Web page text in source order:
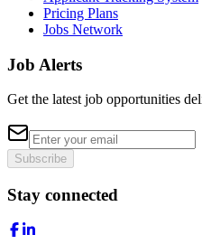
Pricing Plans
Jobs Network
Job Alerts
Get the latest job opportunities
Subscribe
Stay connected